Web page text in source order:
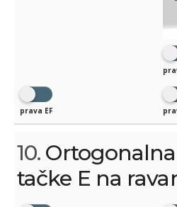
prava EF
10.
tačke E na